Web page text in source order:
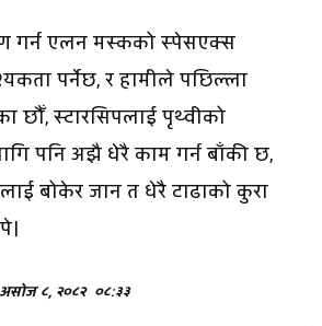
गर्न एलन मस्कको स्पेसएक्स
पर्नेछ, र हामीले पछिल्ला
छौँ, स्टारसिपलाई पृथ्वीको
पनि अझै धेरै काम गर्न बाँकी छ,
बोकेर जान त धेरै टाढाको कुरा
असोज ८, २०८२ ०८:३३